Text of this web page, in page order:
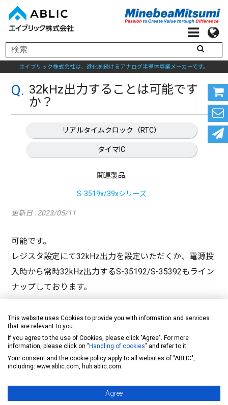
エイブリック株式会社は、進化を続けるアナログ半導体専業メーカーです。
32kHz出力することは可能です
か？
リアルタイムクロック（RTC）
タイマIC
関連製品:
S-3519x/39xシリーズ
更新日 : 2023/05/11
可能です。
レジスタ設定にて32kHz出力を設定いただくか、電源投
入時から常時32kHz出力するS-35192/S-35392もライン
ナップしております。
データシートリンク
https://www.ablic.com/jp/doc/datasheet/real_time
_clock/S35192A_J.pdf
https://www.ablic.com/jp/doc/datasheet/real_time
_clock/S35392A_J.pdf
This website uses Cookies to provide you with information and services
that are relevant to you.
If you agree to the use of Cookies, please click "Agree". For more
information, please click on "Handling of cookies" and refer to it.
Your consent and the cookie policy apply to all websites of "ABLIC",
including: www.ablic.com, hub.ablic.com.
Agree